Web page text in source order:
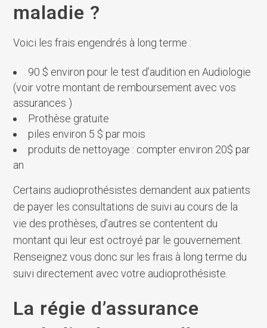
maladie ?
Voici les frais engendrés à long terme :
90 $ environ pour le test d’audition en Audiologie
(voir votre montant de remboursement avec vos
assurances )
Prothèse gratuite
piles environ 5 $ par mois
produits de nettoyage : compter environ 20$ par
an
Certains audioprothésistes demandent aux patients
de payer les consultations de suivi au cours de la
vie des prothèses, d’autres se contentent du
montant qui leur est octroyé par le gouvernement.
Renseignez vous donc sur les frais à long terme du
suivi directement avec votre audioprothésiste.
La régie d’assurance